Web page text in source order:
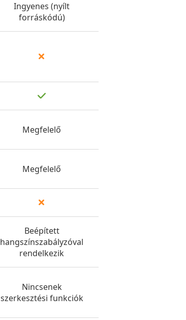
Ingyenes (nyílt
forráskódú)
Megfelelő
Megfelelő
Beépített
hangszínszabályzóval
rendelkezik
Nincsenek
szerkesztési funkciók